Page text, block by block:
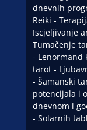
dnevnih
Reiki -
Iscjeljivanje
Tumačenje
- Lenormand
tarot -
- Šamanski
potencijala i
dnevnom i
- Solarnih